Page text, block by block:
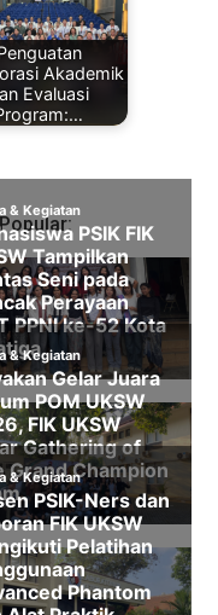
Akademik
Evaluasi